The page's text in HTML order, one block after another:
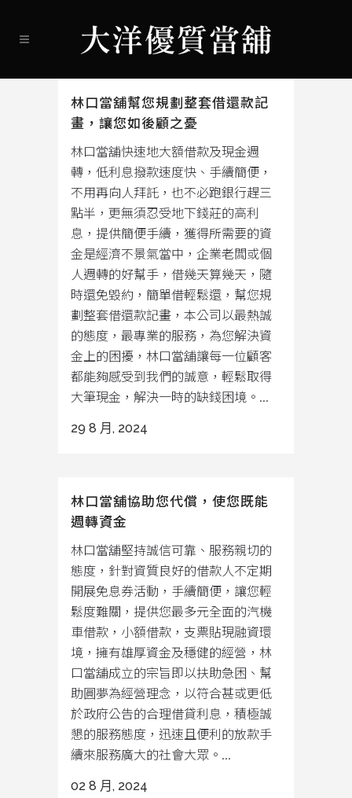
林口當舖幫您規劃整套借還款記
畫，讓您如後顧之憂
林口當舖快速地大額借款及現金週
轉，低利息撥款速度快、手續簡便，
不用再向人拜託，也不必跑銀行趕三
點半，更無須忍受地下錢莊的高利
息，提供簡便手續，獲得所需要的資
金是經濟不景氣當中，企業老闆或個
人週轉的好幫手，借幾天算幾天，隨
時還免毀約，簡單借輕鬆還，幫您規
劃整套借還款記畫，本公司以最熱誠
的態度，最專業的服務，為您解決資
金上的困擾，林口當舖讓每一位顧客
都能夠感受到我們的誠意，輕鬆取得
大筆現金，解決一時的缺錢困境。...
29 8 月, 2024
林口當舖協助您代償，使您既能
週轉資金
林口當舖堅持誠信可靠、服務親切的
態度，針對資質良好的借款人不定期
開展免息券活動，手續簡便，讓您輕
鬆度難關，提供您最多元全面的汽機
車借款，小額借款，支票貼現融資環
境，擁有雄厚資金及穩健的經營，林
口當舖成立的宗旨即以扶助急困、幫
助圓夢為經營理念，以符合甚或更低
於政府公告的合理借貸利息，積極誠
懇的服務態度，迅速且便利的放款手
續來服務廣大的社會大眾。...
02 8 月, 2024